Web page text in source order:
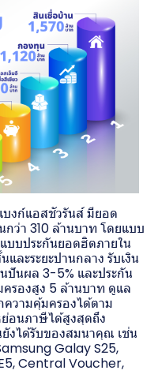
งก์แอสชัวรันส์ มียอด
กว่า 310 ล้านบาท โดยแบบ
บบประกันยอดฮิตภายใน
ละระยะปานกลาง รับเงิน
ปันผล 3-5% และประกัน
รองสูง 5 ล้านบาท ดูแล
ความคุ้มครองได้ตาม
ย่อนภาษีได้สูงสุดถึง
งได้รับของสมนาคุณ เช่น
Galay S25,
Central Voucher,